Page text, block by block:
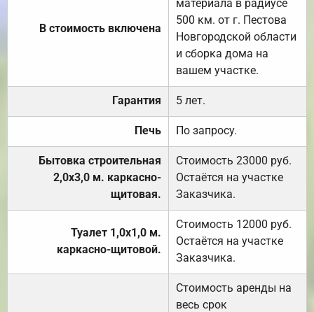
В стоимость включена
материала в радиусе
500 км. от г. Пестова
Новгородской области
и сборка дома на
вашем участке.
Гарантия 5 лет.
Печь По запросу.
Бытовка строительная
2,0х3,0 м. каркасно-
щитовая.
Стоимость 23000 руб.
Остаётся на участке
Заказчика.
Туалет 1,0х1,0 м.
каркасно-щитовой.
Стоимость 12000 руб.
Остаётся на участке
Заказчика.
Стоимость аренды на
весь срок